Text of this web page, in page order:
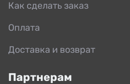
Как сделать заказ
Оплата
Доставка и возврат
Партнерам